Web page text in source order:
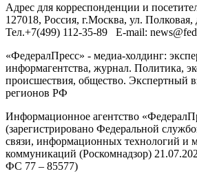
Адрес для корреспонденции и
127018, Россия, г.Москва, ул. Полковая,
Тел.+7(499) 112-35-89 E-mail:
«ФедералПресс» - медиа-холдинг:
информагентства, журнал. Политика,
происшествия, общество. Экспертный
регионов РФ
Информационное агентство
(зарегистрировано Федеральной
связи, информационных технологий и
коммуникаций (Роскомнадзор)
ФС 77 – 85577)